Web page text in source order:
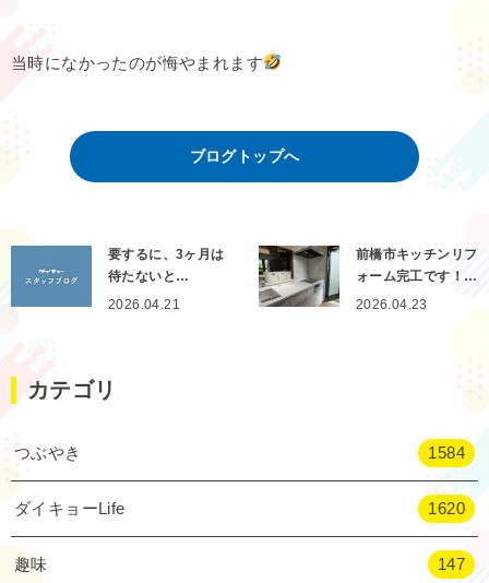
当時になかったのが悔やまれます
ブログトップへ
要するに、3ヶ月は
待たないと…
2026.04.21
前橋市キッチンリフ
ォーム完工です！…
2026.04.23
カテゴリ
つぶやき 1584
ダイキョーLife 1620
趣味 147